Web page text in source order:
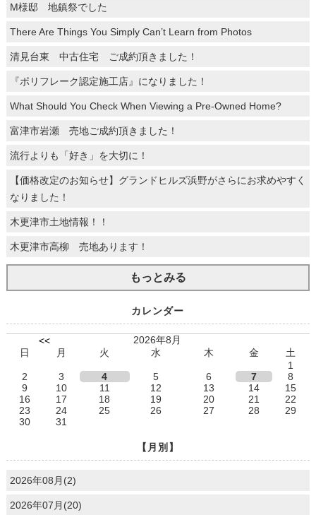
M様邸 地鎮祭でした
There Are Things You Simply Can’t Learn from Photos
清見台東 中古住宅 ご成約頂きました！
『ポリフレーク認定施工店』になりました！
What Should You Check When Viewing a Pre-Owned Home?
富津市岩瀬 売地ご成約頂きました！
流行よりも「好き」を大切に！
【価格改定のお知らせ】グランドヒルズ浜野がさらにお求めやすく
なりました！
木更津市土地情報！！
木更津市高柳 売地あります！
もっとみる
カレンダー
<<
2026年8月
日
月 火 水 木 金
土
1
2
3 4 5 6 7
8
9
10 11 12 13 14
15
16
17 18 19 20 21
22
23
24 25 26 27 28
29
30
31
【月別】
2026年08月(2)
2026年07月(20)